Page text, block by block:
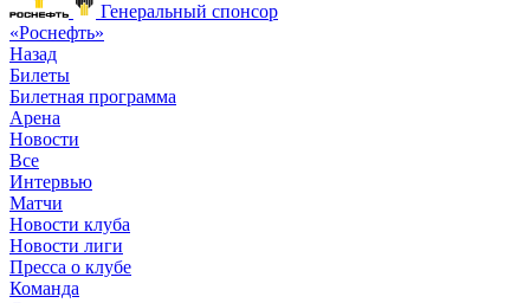
Генеральный спонсор
«Роснефть»
Назад
Билеты
Билетная программа
Арена
Новости
Все
Интервью
Матчи
Новости клуба
Новости лиги
Пресса о клубе
Команда